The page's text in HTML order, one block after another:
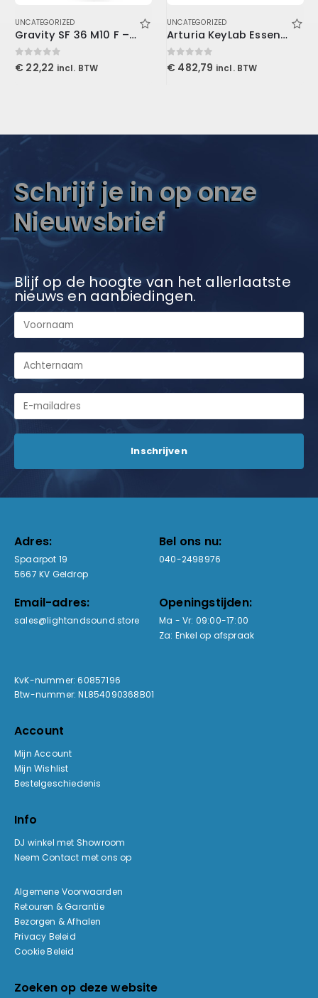
UNCATEGORIZED
Gravity SF 36 M10 F – Reducer Flange from 36 mm to M10, Female
0out of 5
€ 22,22 incl. BTW
UNCATEGORIZED
Arturia KeyLab Essential 3 88 WH
0out of 5
€ 482,79 incl. BTW
Schrijf je in op onze
Nieuwsbrief
Blijf op de hoogte van het allerlaatste
nieuws en aanbiedingen.
Adres:
Spaarpot 19
5667 KV Geldrop
Bel ons nu:
040-2498976
Email-adres:
sales@lightandsound.store
Openingstijden:
Ma - Vr: 09:00-17:00
Za: Enkel op afspraak
KvK-nummer: 60857196
Btw-nummer: NL854090368B01
Account
Mijn Account
Mijn Wishlist
Bestelgeschiedenis
Info
DJ winkel met Showroom
Neem Contact met ons op
Algemene Voorwaarden
Retouren & Garantie
Bezorgen & Afhalen
Privacy Beleid
Cookie Beleid
Zoeken op deze website